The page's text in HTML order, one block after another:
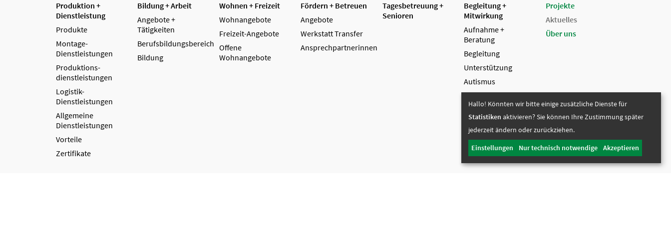
Produktion +
Dienstleistung
Produkte
Montage-
Dienstleistungen
Produktions­
dienstleistungen
Logistik-
Dienstleistungen
Allgemeine
Dienstleistungen
Vorteile
Zertifikate
Bildung + Arbeit
Angebote +
Tätigkeiten
Berufsbildungsbereich
Bildung
Wohnen + Freizeit
Wohnangebote
Freizeit-Angebote
Offene
Wohnangebote
Fördern + Betreuen
Angebote
Werkstatt Transfer
Ansprechpartnerinnen
Tagesbetreuung +
Senioren
Begleitung +
Mitwirkung
Aufnahme +
Beratung
Begleitung
Unterstützung
Autismus
Mitwirkung
Ehrenamt
Projekte
Aktuelles
Über uns
Hallo! Könnten wir bitte einige zusätzliche Dienste für
Statistiken aktivieren? Sie können Ihre Zustimmung später
jederzeit ändern oder zurückziehen.
Einstellungen Nur technisch notwendige Akzeptieren